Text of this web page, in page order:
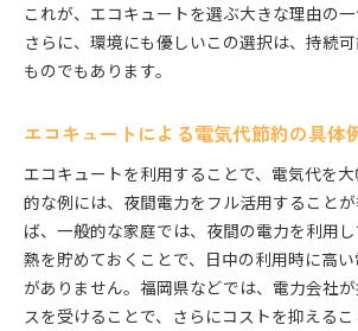
これが、エコキュートを選ぶ大きな理由の一
さらに、環境にも優しいこの選択は、持続
ものでもあります。
エコキュートによる電気代節約の具体
エコキュートを利用することで、電気代を
的な例には、夜間電力をフル活用すること
ば、一般的な家庭では、夜間の電力を利用
熱を貯めておくことで、日中の利用時に高
がありません。福岡県などでは、電力会社
スを受けることで、さらにコストを抑える